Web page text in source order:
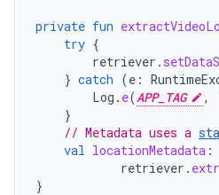
private fun
try {
retriever .
} catch (e :
Log . e(APP_TAG ,
}
// Metadata uses a
val locationMetadata :
retriever .
}